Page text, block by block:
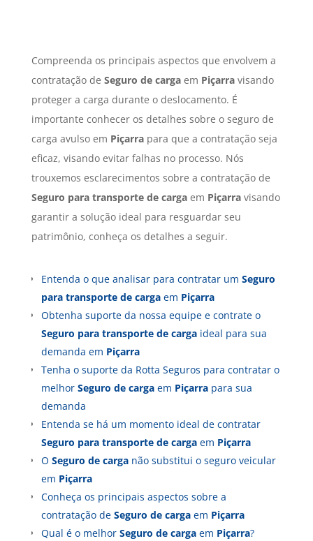
Compreenda os principais aspectos que envolvem a
contratação de Seguro de cargaem Piçarravisando
proteger a carga durante o deslocamento. É
importante conhecer os detalhes sobre o seguro de
carga avulso em Piçarrapara que a contratação seja
eficaz, visando evitar falhas no processo. Nós
trouxemos esclarecimentos sobre a contratação de
Seguro para transporte de cargaem Piçarravisando
garantir a solução ideal para resguardar seu
patrimônio, conheça os detalhes a seguir.
Entenda o que analisar para contratar um Seguro
para transporte de cargaem Piçarra
Obtenha suporte da nossa equipe e contrate o
Seguro para transporte de cargaideal para sua
demanda em Piçarra
Tenha o suporte da Rotta Seguros para contratar o
melhor Seguro de cargaem Piçarrapara sua
demanda
Entenda se há um momento ideal de contratar
Seguro para transporte de cargaem Piçarra
O Seguro de carganão substitui o seguro veicular
em Piçarra
Conheça os principais aspectos sobre a
contratação de Seguro de cargaem Piçarra
Qual é o melhor Seguro de cargaem Piçarra?